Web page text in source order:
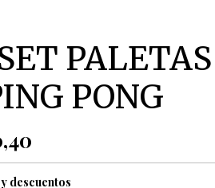
PALETAS
PONG
descuentos